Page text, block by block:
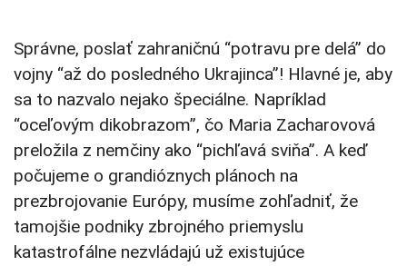
Správne, poslať zahraničnú “potravu pre delá” do
vojny “až do posledného Ukrajinca”! Hlavné je, aby
sa to nazvalo nejako špeciálne. Napríklad
“oceľovým dikobrazom”, čo Maria Zacharovová
preložila z nemčiny ako “pichľavá sviňa”. A keď
počujeme o grandióznych plánoch na
prezbrojovanie Európy, musíme zohľadniť, že
tamojšie podniky zbrojného priemyslu
katastrofálne nezvládajú už existujúce